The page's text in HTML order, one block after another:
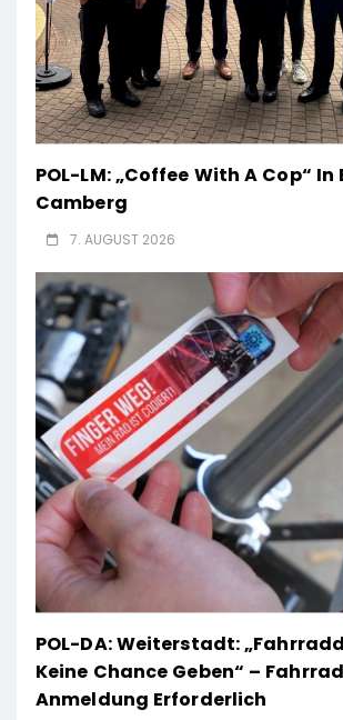
POL-LM: „Coffee With A Cop“ In
Camberg
7. AUGUST 2026
POL-DA: Weiterstadt:
Keine Chance Geben“ –
Anmeldung Erforderlich